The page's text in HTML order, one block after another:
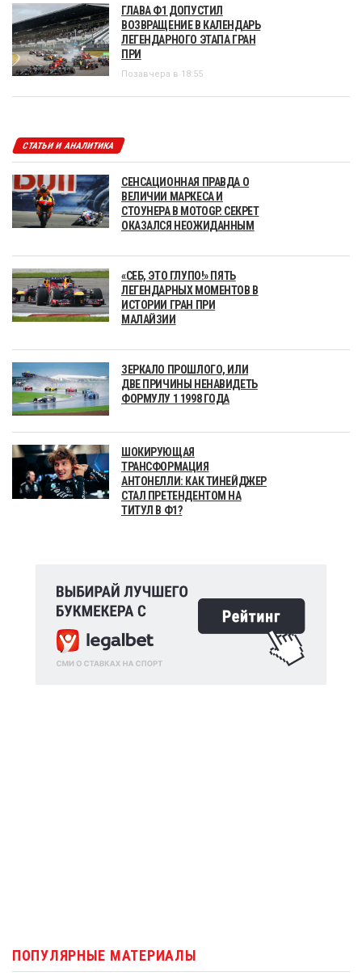
ГЛАВА Ф1 ДОПУСТИЛ
ВОЗВРАЩЕНИЕ В КАЛЕНДАРЬ
ЛЕГЕНДАРНОГО ЭТАПА ГРАН
ПРИ
Позавчера в 18:55
СТАТЬИ И АНАЛИТИКА
СЕНСАЦИОННАЯ ПРАВДА О
ВЕЛИЧИИ МАРКЕСА И
СТОУНЕРА В MOTOGP. СЕКРЕТ
ОКАЗАЛСЯ НЕОЖИДАННЫМ
«СЕБ, ЭТО ГЛУПО!» ПЯТЬ
ЛЕГЕНДАРНЫХ МОМЕНТОВ В
ИСТОРИИ ГРАН ПРИ
МАЛАЙЗИИ
ЗЕРКАЛО ПРОШЛОГО, ИЛИ
ДВЕ ПРИЧИНЫ НЕНАВИДЕТЬ
ФОРМУЛУ 1 1998 ГОДА
ШОКИРУЮЩАЯ
ТРАНСФОРМАЦИЯ
АНТОНЕЛЛИ: КАК ТИНЕЙДЖЕР
СТАЛ ПРЕТЕНДЕНТОМ НА
ТИТУЛ В Ф1?
ПОПУЛЯРНЫЕ МАТЕРИАЛЫ